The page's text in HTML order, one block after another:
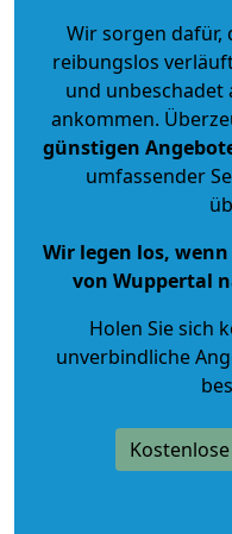
Wir sorgen dafür,
reibungslos
und
ankommen.
günstigen
umfassender
Wir legen los,
von Wuppertal
Holen Sie sich
unverbindliche